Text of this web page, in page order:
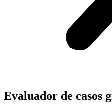
Evaluador de casos